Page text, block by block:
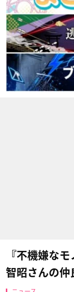
『不機嫌な
智昭さんの仲